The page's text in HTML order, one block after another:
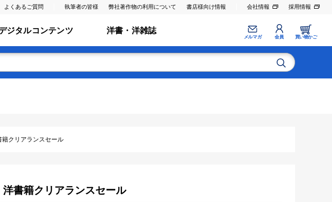
よくあるご質問 執筆者の皆様 弊社著作物の利用について 書店様向け情報 会社情報 採用情報
ジタルコンテンツ 洋書・洋雑誌
メルマガ 会員 買い物かご
籍クリアランスセール
洋書籍クリアランスセール